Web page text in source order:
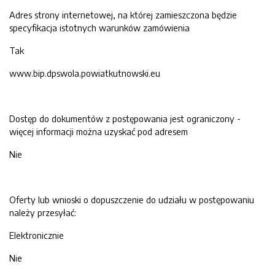
Adres strony internetowej, na której zamieszczona będzie
specyfikacja istotnych warunków zamówienia
Tak
www.bip.dpswola.powiatkutnowski.eu
Dostęp do dokumentów z postępowania jest ograniczony -
więcej informacji można uzyskać pod adresem
Nie
Oferty lub wnioski o dopuszczenie do udziału w postępowaniu
należy przesyłać:
Elektronicznie
Nie